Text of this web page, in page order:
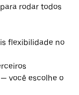
rodar todos
flexibilidade no
você escolhe o